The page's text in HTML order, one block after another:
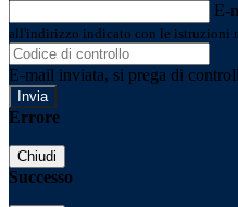
E-
all'indirizzo indicato con le istruzioni
E-mail inviata, si prega di
Errore
Chiudi
Successo